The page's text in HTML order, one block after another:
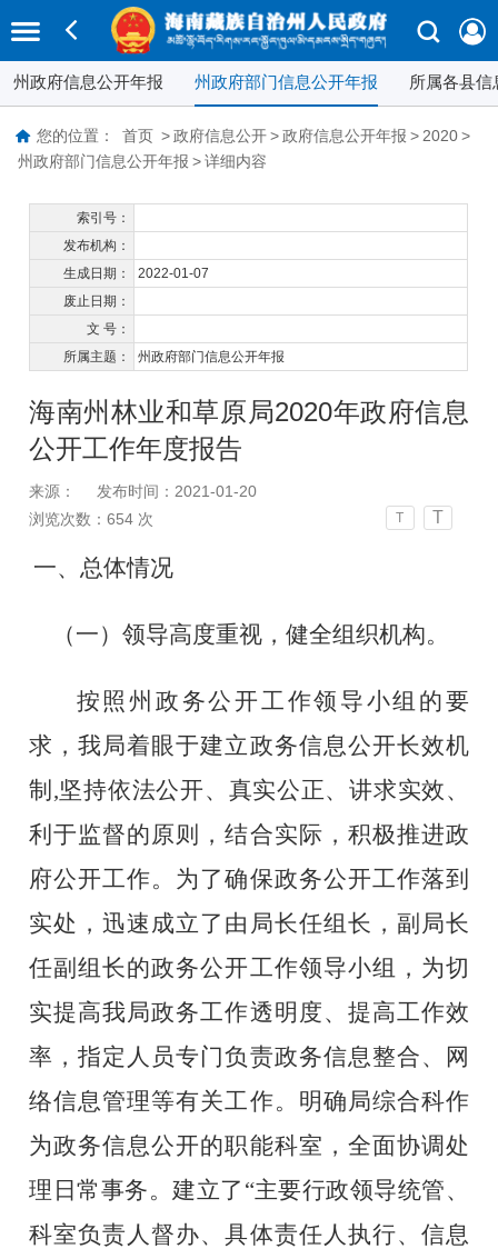
州政府信息公开年报 州政府部门信息公开年报 所属各县
您的位置： 首页 > 政府信息公开 > 政府信息公开年报 > 2020 >
州政府部门信息公开年报 > 详细内容
索引号：
发布机构：
生成日期：
2022-01-07
废止日期：
文 号：
所属主题：
州政府部门信息公开年报
海南州林业和草原局2020年政府信息
公开工作年度报告
来源：
发布时间：2021-01-20
浏览次数：654 次 T T
一、总体情况
（一）领导高度重视 ，健全组织机构。
按照州政务公开工作领导小组的要
求，我局着眼于建立政务信息公开长效机
制 ,坚持依法公开、真实公正、讲求实效、
利于监督的原则，结合实际，积极推进政
府公开工作。为了确保政务公开工作落到
实处 ，迅速 成立了由局长任组长，副局长
任副组长的政务公开工作领导小组 ， 为切
实提高我局政务工作透明度、提高工作效
率，指定人员专门负责政务信息整合、网
络信息管理等有关工作。明确局综合科作
为政务信息公开的职能科室，全面协调处
理日常事务。建立了 “主要行政领导统管、
科室负责人督办、具体责任人执行、信息